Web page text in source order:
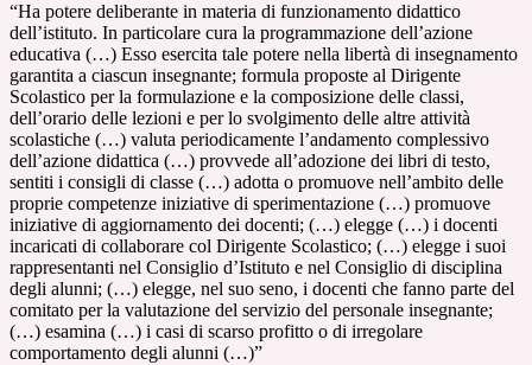
“Ha potere deliberante in materia di funzionamento didattico
dell’istituto. In particolare cura la programmazione dell’azione
educativa (…) Esso esercita tale potere nella libertà di insegnamento
garantita a ciascun insegnante; formula proposte al Dirigente
Scolastico per la formulazione e la composizione delle classi,
dell’orario delle lezioni e per lo svolgimento delle altre attività
scolastiche (…) valuta periodicamente l’andamento complessivo
dell’azione didattica (…) provvede all’adozione dei libri di testo,
sentiti i consigli di classe (…) adotta o promuove nell’ambito delle
proprie competenze iniziative di sperimentazione (…) promuove
iniziative di aggiornamento dei docenti; (…) elegge (…) i docenti
incaricati di collaborare col Dirigente Scolastico; (…) elegge i suoi
rappresentanti nel Consiglio d’Istituto e nel Consiglio di disciplina
degli alunni; (…) elegge, nel suo seno, i docenti che fanno parte del
comitato per la valutazione del servizio del personale insegnante;
(…) esamina (…) i casi di scarso profitto o di irregolare
comportamento degli alunni (…)”